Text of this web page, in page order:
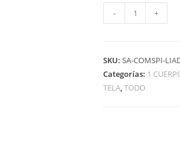
- +
SKU:SA-COMSPI-
Categorías: 1
TELA,TODO